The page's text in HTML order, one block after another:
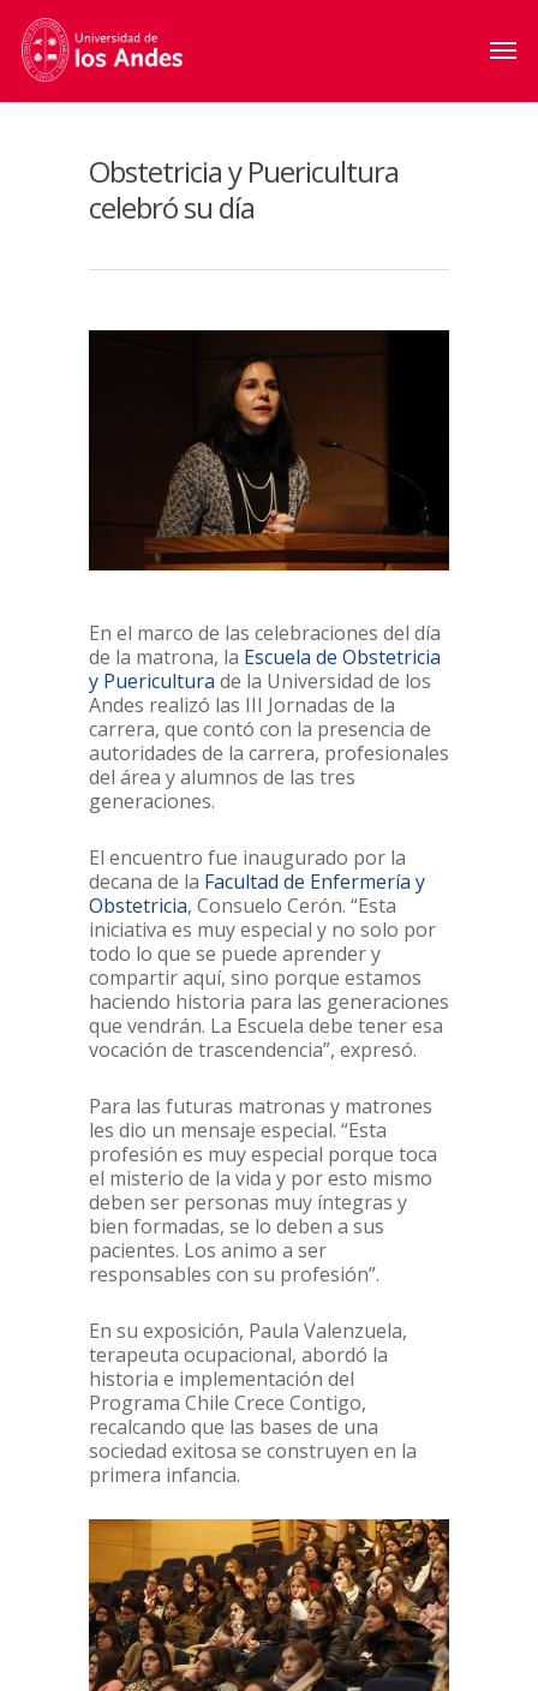
Obstetricia y Puericultura
celebró su día
En el marco de las celebraciones del día
de la matrona, la Escuela de Obstetricia
y Puericultura de la Universidad de los
Andes realizó las III Jornadas de la
carrera, que contó con la presencia de
autoridades de la carrera, profesionales
del área y alumnos de las tres
generaciones.
El encuentro fue inaugurado por la
decana de la Facultad de Enfermería y
Obstetricia, Consuelo Cerón. “Esta
iniciativa es muy especial y no solo por
todo lo que se puede aprender y
compartir aquí, sino porque estamos
haciendo historia para las generaciones
que vendrán. La Escuela debe tener esa
vocación de trascendencia”, expresó.
Para las futuras matronas y matrones
les dio un mensaje especial. “Esta
profesión es muy especial porque toca
el misterio de la vida y por esto mismo
deben ser personas muy íntegras y
bien formadas, se lo deben a sus
pacientes. Los animo a ser
responsables con su profesión”.
En su exposición, Paula Valenzuela,
terapeuta ocupacional, abordó la
historia e implementación del
Programa Chile Crece Contigo,
recalcando que las bases de una
sociedad exitosa se construyen en la
primera infancia.